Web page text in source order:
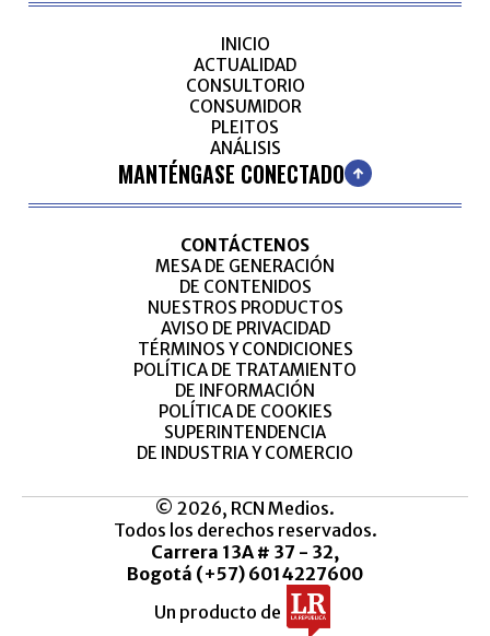
INICIO
ACTUALIDAD
CONSULTORIO
CONSUMIDOR
PLEITOS
ANÁLISIS
MANTÉNGASE CONECTADO
CONTÁCTENOS
MESA DE GENERACIÓN
DE CONTENIDOS
NUESTROS PRODUCTOS
AVISO DE PRIVACIDAD
TÉRMINOS Y CONDICIONES
POLÍTICA DE TRATAMIENTO
DE INFORMACIÓN
POLÍTICA DE COOKIES
SUPERINTENDENCIA
DE INDUSTRIA Y COMERCIO
© 2026, RCN Medios.
Todos los derechos reservados.
Carrera 13A # 37 - 32,
Bogotá (+57) 6014227600
Un producto de